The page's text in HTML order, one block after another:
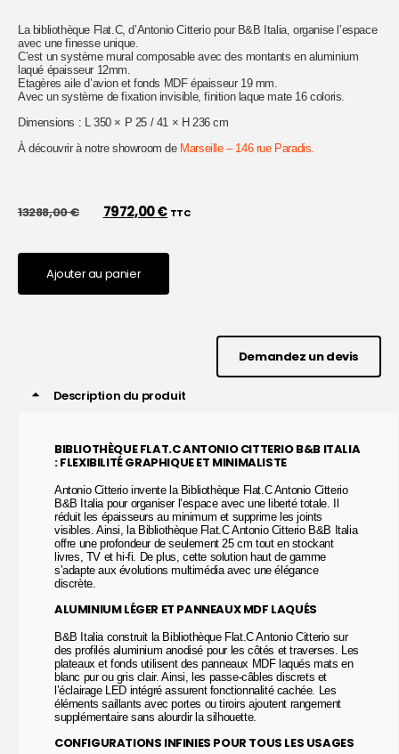
La bibliothèque Flat.C, d’Antonio Citterio pour B&B Italia, organise l’espace
avec une finesse unique.
C’est un système mural composable avec des montants en aluminium
laqué épaisseur 12mm.
Etagères aile d’avion et fonds MDF épaisseur 19 mm.
Avec un système de fixation invisible, finition laque mate 16 coloris.
Dimensions : L 350 × P 25 / 41 × H 236 cm
À découvrir à notre showroom de Marseille – 146 rue Paradis.
13288,00€ 7972,00€ TTC
Demandez un devis
Ajouter au panier
Description du produit
BIBLIOTHÈQUE FLAT.C ANTONIO CITTERIO B&B ITALIA
: FLEXIBILITÉ GRAPHIQUE ET MINIMALISTE
Antonio Citterio invente la Bibliothèque Flat.C Antonio Citterio
B&B Italia pour organiser l’espace avec une liberté totale. Il
réduit les épaisseurs au minimum et supprime les joints
visibles. Ainsi, la Bibliothèque Flat.C Antonio Citterio B&B Italia
offre une profondeur de seulement 25 cm tout en stockant
livres, TV et hi-fi. De plus, cette solution haut de gamme
s’adapte aux évolutions multimédia avec une élégance
discrète.
ALUMINIUM LÉGER ET PANNEAUX MDF LAQUÉS
B&B Italia construit la Bibliothèque Flat.C Antonio Citterio sur
des profilés aluminium anodisé pour les côtés et traverses. Les
plateaux et fonds utilisent des panneaux MDF laqués mats en
blanc pur ou gris clair. Ainsi, les passe-câbles discrets et
l’éclairage LED intégré assurent fonctionnalité cachée. Les
éléments saillants avec portes ou tiroirs ajoutent rangement
supplémentaire sans alourdir la silhouette.
CONFIGURATIONS INFINIES POUR TOUS LES USAGES